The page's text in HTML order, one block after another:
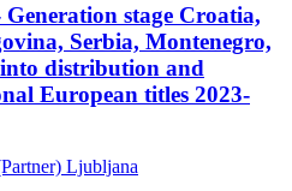
stage Croatia,
Serbia, Montenegro,
distribution and
European titles 2023-
Ljubljana